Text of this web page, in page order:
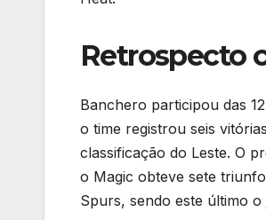
Retrospecto
Banchero participou das
o time registrou seis
classificação do Leste. O
o Magic obteve sete
Spurs, sendo este último